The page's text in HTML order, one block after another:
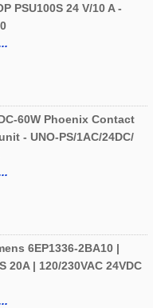
PSU100S 24 V/10 A -
60W Phoenix Contact
- UNO-PS/1AC/24DC/
6EP1336-2BA10 |
20A | 120/230VAC 24VDC